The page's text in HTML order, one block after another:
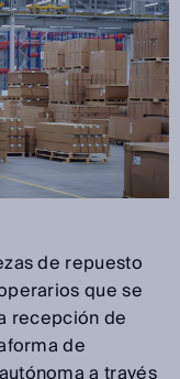
de repuesto
que se
recepción de
de